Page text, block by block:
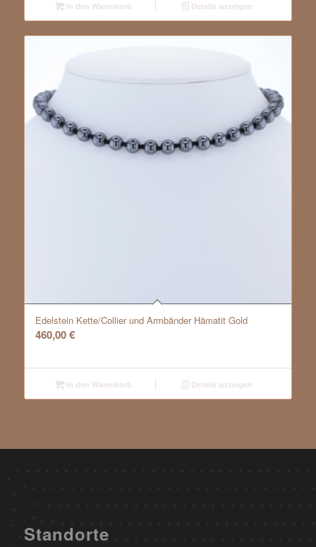
In den Warenkorb Details anzeigen
Edelstein Kette/Collier und Armbänder Hämatit Gold
460,00€
In den Warenkorb Details anzeigen
Standorte